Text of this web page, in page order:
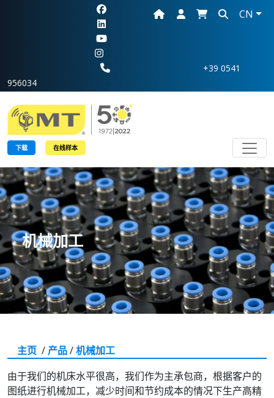
+39 0541
956034
CN
下载 在线样本
机械加工
主页 / 产品/机械加工
由于我们的机床水平很高，我们作为主承包商，根据客户的
图纸进行机械加工，减少时间和节约成本的情况下生产高精